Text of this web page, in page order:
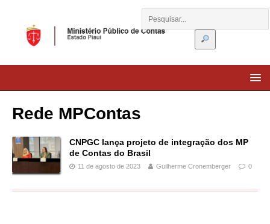
Rede MPContas
CNPGC lança projeto de integração dos MP
de Contas do Brasil
11 de agosto de 2023 Guilherme Cronemberger 0